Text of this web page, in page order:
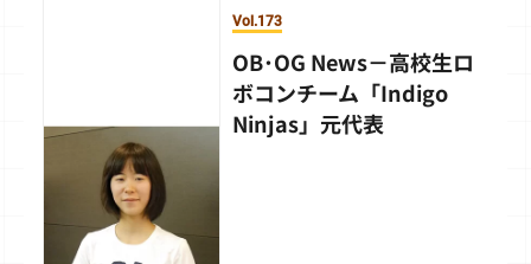
Vol.173
OB･OG News－高校生ロ
ボコンチーム「Indigo
Ninjas」元代表